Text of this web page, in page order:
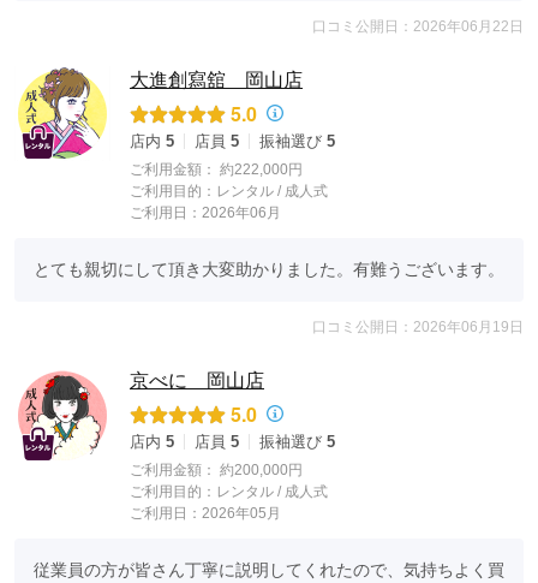
口コミ公開日：2026年06月22日
大進創寫舘 岡山店
5.0
店内 5 店員 5 振袖選び 5
ご利用金額： 約222,000円
ご利用目的： レンタル / 成人式
ご利用日：2026年06月
とても親切にして頂き大変助かりました。有難うございます。
口コミ公開日：2026年06月19日
京べに 岡山店
5.0
店内 5 店員 5 振袖選び 5
ご利用金額： 約200,000円
ご利用目的： レンタル / 成人式
ご利用日：2026年05月
従業員の方が皆さん丁寧に説明してくれたので、気持ちよく買